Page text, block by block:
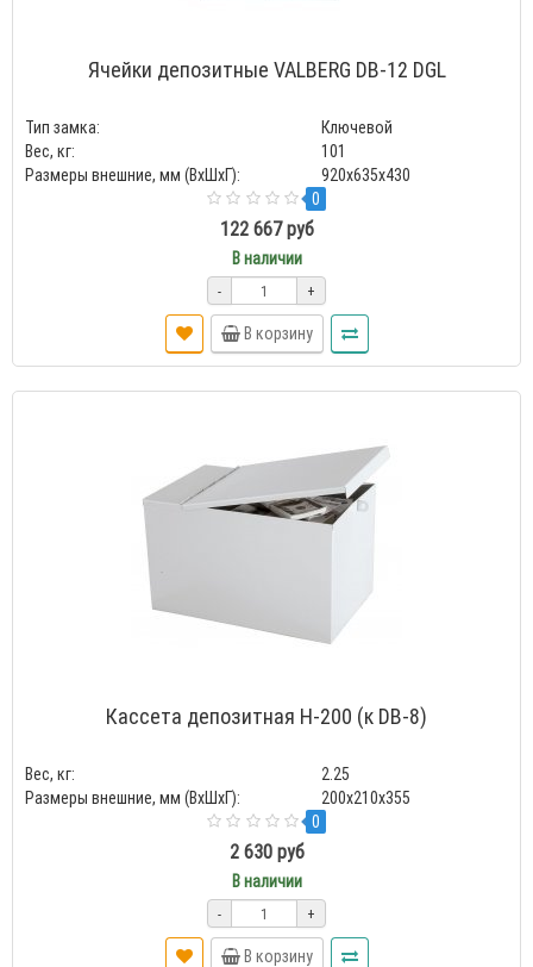
Ячейки депозитные VALBERG DB-12 DGL
Тип замка:
Ключевой
Вес, кг:
101
Размеры внешние, мм (ВхШхГ):
920x635x430
0
122 667 руб
В наличии
- +
В корзину
Кассета депозитная Н-200 (к DB-8)
Вес, кг:
2.25
Размеры внешние, мм (ВхШхГ):
200x210x355
0
2 630 руб
В наличии
- +
В корзину